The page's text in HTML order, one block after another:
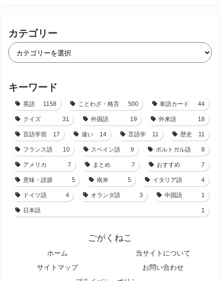
カテゴリー
キーワード
英語 1158 ことわざ・格言 500 単語カード 44
クイズ 31 外国語 19 外来語 18
言語学習 17 違い 14 言語学 11 歴史 11
フランス語 10 スペイン語 9 ポルトガル語 8
アメリカ 7 まとめ 7 おすすめ 7
意味・語源 5 南米 5 イタリア語 4
ドイツ語 4 オランダ語 3 中国語 1
日本語 1
ごがくねこ
ホーム
当サイトについて
サイトマップ
お問い合わせ